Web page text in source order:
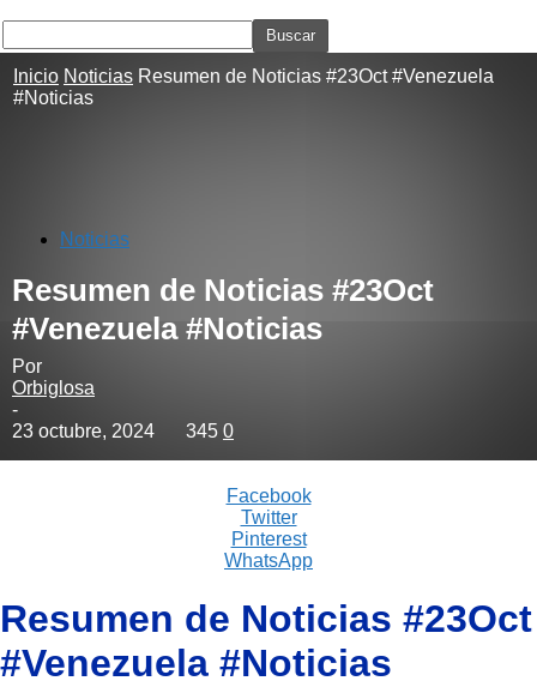
Inicio Noticias Resumen de Noticias #23Oct #Venezuela
#Noticias
Noticias
Resumen de Noticias #23Oct
#Venezuela #Noticias
Por
Orbiglosa
-
23 octubre, 2024
345 0
Facebook
Twitter
Pinterest
WhatsApp
Resumen de Noticias #23Oct
#Venezuela #Noticias